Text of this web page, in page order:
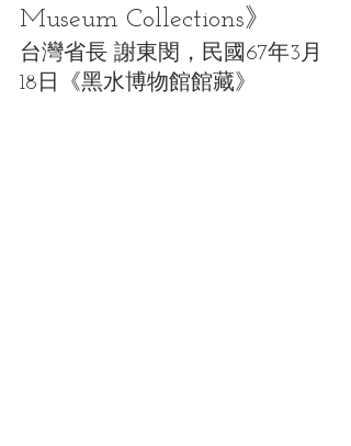
Museum Collections》
台灣省長 謝東閔，民國67年3月
18日《黑水博物館館藏》